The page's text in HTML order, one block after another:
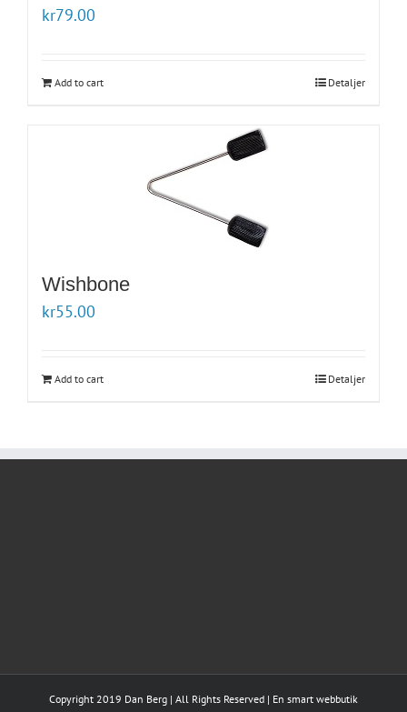
kr79.00
Add to cart Detaljer
Wishbone
kr55.00
Add to cart Detaljer
Copyright 2019 Dan Berg | All Rights Reserved | En smart webbutik